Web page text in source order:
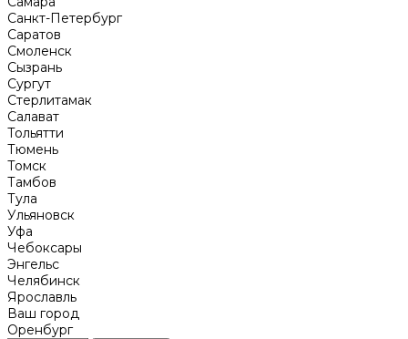
Санкт-Петербург
Саратов
Смоленск
Сызрань
Сургут
Стерлитамак
Салават
Тольятти
Тюмень
Томск
Тамбов
Тула
Ульяновск
Уфа
Чебоксары
Энгельс
Челябинск
Ярославль
Ваш город
Оренбург